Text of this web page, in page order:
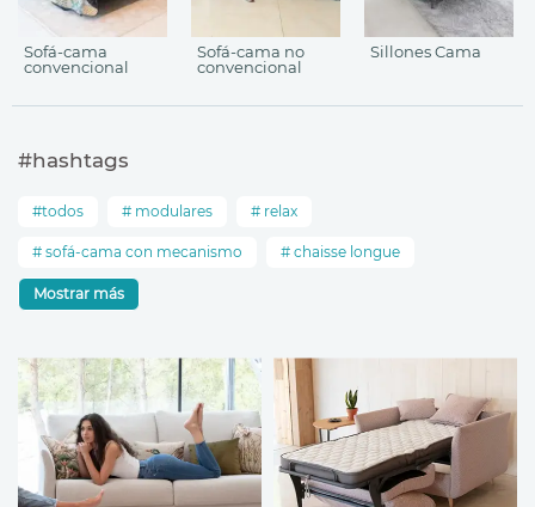
Sofá-cama
convencional
Sofá-cama no
convencional
Sillones Cama
#hashtags
todos modulares relax
sofá-cama con mecanismo chaisse longue
Mostrar más